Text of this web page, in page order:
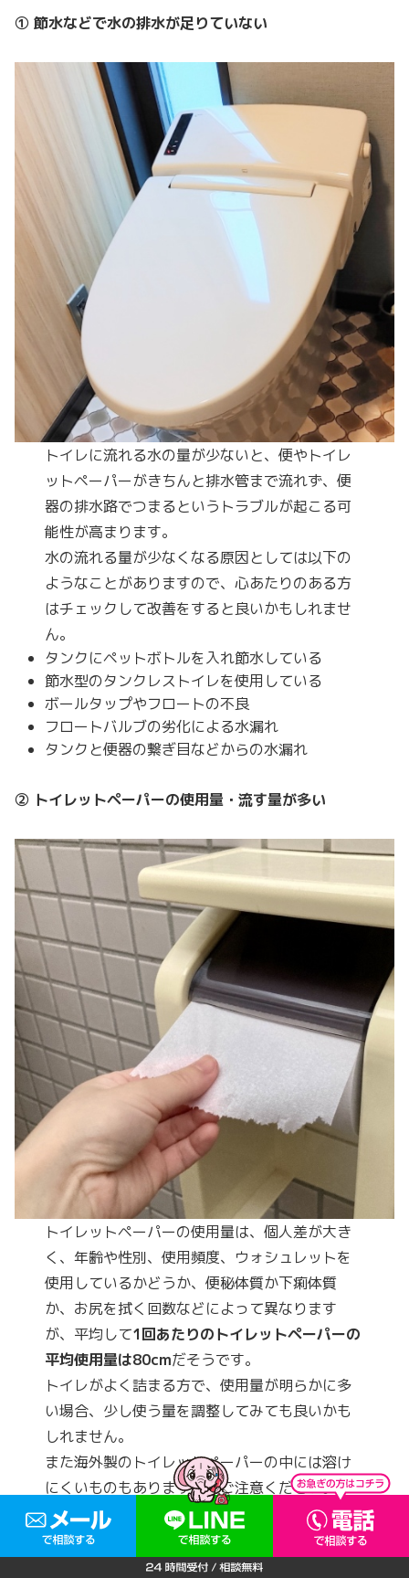
① 節水などで水の排水が足りていない
トイレに流れる水の量が少ないと、便やトイレ
ットペーパーがきちんと排水管まで流れず、便
器の排水路でつまるというトラブルが起こる可
能性が高まります。
水の流れる量が少なくなる原因としては以下の
ようなことがありますので、心あたりのある方
はチェックして改善をすると良いかもしれませ
ん。
タンクにペットボトルを入れ節水している
節水型のタンクレストイレを使用している
ボールタップやフロートの不良
フロートバルブの劣化による水漏れ
タンクと便器の繋ぎ目などからの水漏れ
② トイレットペーパーの使用量・流す量が多い
トイレットペーパーの使用量は、個人差が大き
く、年齢や性別、使用頻度、ウォシュレットを
使用しているかどうか、便秘体質か下痢体質
か、お尻を拭く回数などによって異なります
が、平均して1回あたりのトイレットペーパーの
平均使用量は80cmだそうです。
トイレがよく詰まる方で、使用量が明らかに多
い場合、少し使う量を調整してみても良いかも
しれません。
また海外製のトイレットペーパーの中には溶け
にくいものもありますのでご注意ください。
③ 尿石などの汚れが蓄積している